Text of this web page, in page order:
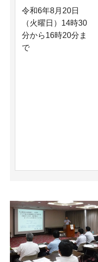
令和6年8月20日
（火曜日）14時30
分から16時20分ま
で